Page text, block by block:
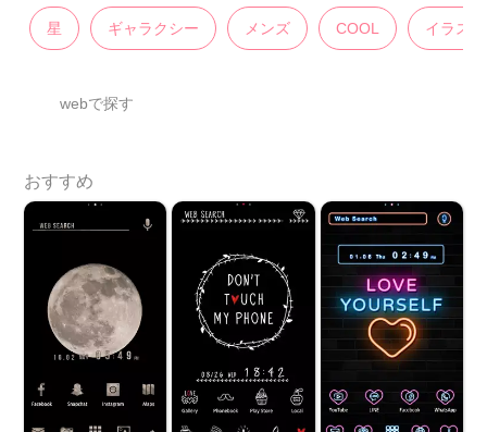
星 ギャラクシー メンズ COOL イラスト
webで探す
おすすめ